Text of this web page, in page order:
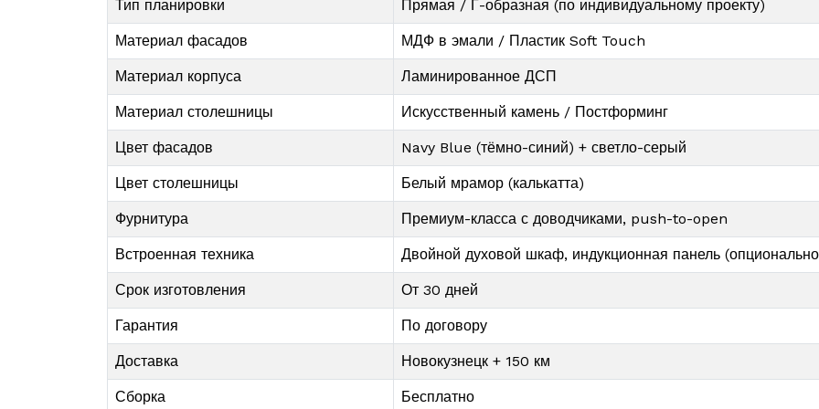
Тип планировки Прямая / Г-образная (по индивидуальному проекту)
Материал фасадов МДФ в эмали / Пластик Soft Touch
Материал корпуса Ламинированное ДСП
Материал столешницы Искусственный камень / Постформинг
Цвет фасадов Navy Blue (тёмно-синий) + светло-серый
Цвет столешницы Белый мрамор (калькатта)
Фурнитура Премиум-класса с доводчиками, push-to-open
Встроенная техника Двойной духовой шкаф, индукционная панель
Срок изготовления От 30 дней
Гарантия По договору
Доставка Новокузнецк + 150 км
Сборка Бесплатно